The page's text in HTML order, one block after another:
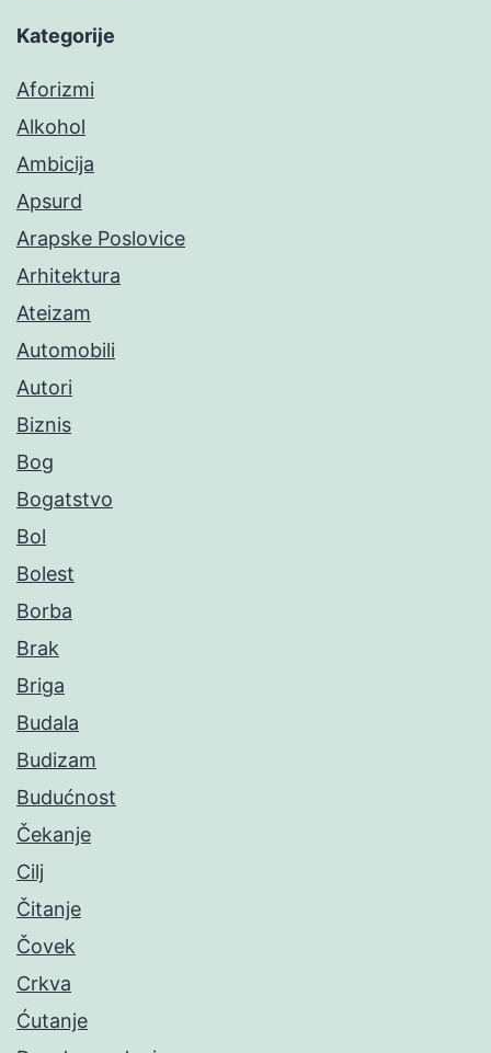
Kategorije
Aforizmi
Alkohol
Ambicija
Apsurd
Arapske Poslovice
Arhitektura
Ateizam
Automobili
Autori
Biznis
Bog
Bogatstvo
Bol
Bolest
Borba
Brak
Briga
Budala
Budizam
Budućnost
Čekanje
Cilj
Čitanje
Čovek
Crkva
Ćutanje